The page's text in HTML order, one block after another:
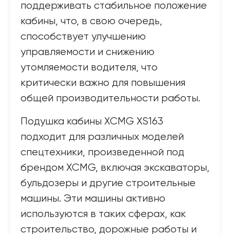
поддерживать стабильное положение
кабины, что, в свою очередь,
способствует улучшению
управляемости и снижению
утомляемости водителя, что
критически важно для повышения
общей производительности работы.
Подушка кабины XCMG XS163
подходит для различных моделей
спецтехники, произведенной под
брендом XCMG, включая экскаваторы,
бульдозеры и другие строительные
машины. Эти машины активно
используются в таких сферах, как
строительство, дорожные работы и